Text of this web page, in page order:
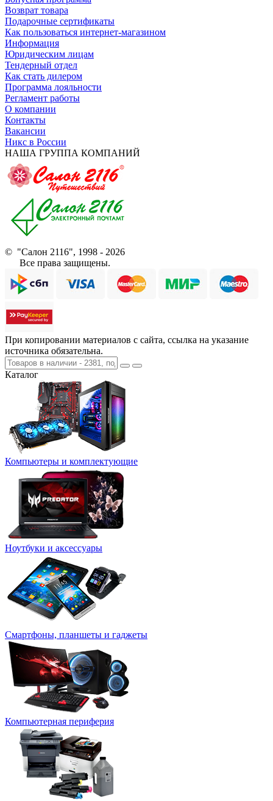
Возврат товара
Подарочные сертификаты
Как пользоваться интернет-магазином
Информация
Юридическим лицам
Тендерный отдел
Как стать дилером
Программа лояльности
Регламент работы
О компании
Контакты
Вакансии
Никс в России
НАША ГРУППА КОМПАНИЙ
© "Салон 2116", 1998 - 2026
Все права защищены.
При копировании материалов с сайта, ссылка на указание
источника обязательна.
Каталог
Компьютеры и комплектующие
Ноутбуки и аксессуары
Смартфоны, планшеты и гаджеты
Компьютерная периферия